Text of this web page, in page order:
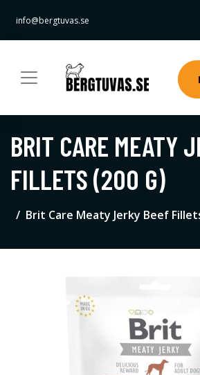
info@bergtuvas.se
BRIT CARE MEATY
FILLETS (200 G)
Brit Care Meaty Jerky Beef